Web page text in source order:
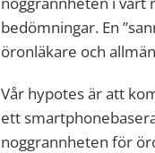
bedömningar. En
öronläkare och
Vår hypotes är att
ett
noggrannheten för